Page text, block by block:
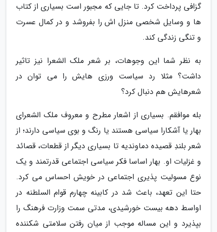
گزافی پرداخت کرد. تا جایی که مجبور است بسیاری از کتاب
ها و وسایل شخصی منزل اش را بفروشد و در کمال عسرت
و تنگی زندگی کند.
به نظر شما این وجوهات، بر شعر ملک الشعرا نیز تاثیر
داشت؟ مثلا رد سیاست ورزی هایش را می توان در
شعرهایش هم دنبال کرد؟
بله موافقم. بسیاری از اشعار مطرح و معروف ملک الشعرای
بهار یا آشکارا سیاسی هستند یا رنگ و بوی سیاسی دارند؛ از
شعر بلندِ قصیده دماوندیه تا بسیاری دیگر از قطعات، قصائد
و غزلیات او. بهار اساسا فکر سیاسی اجتماعی قدرتمند و یک
نوع مسولیت پذیری اجتماعی در خویش احساس می کرد.
حتا این تعهد، باعث شد در کابینه چهارم قوام السلطنه در
اواسط دهه بیست خورشیدی، مدتی سمت وزارت فرهنگ را
بپذیرد و این مساله موجب از میان رفتن سلامتی شکننده